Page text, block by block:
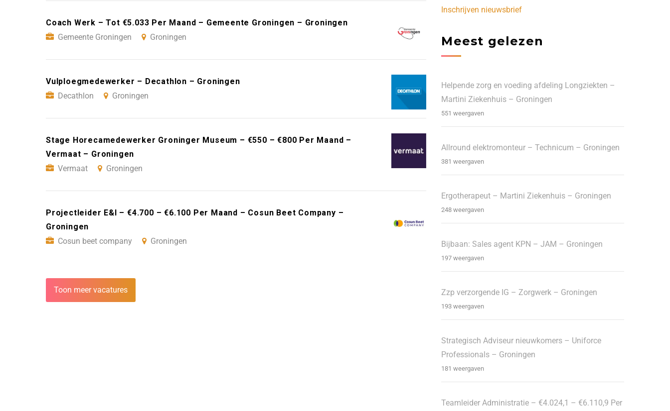
Coach Werk – Tot €5.033 Per Maand – Gemeente Groningen – Groningen
Gemeente Groningen
Groningen
Vulploegmedewerker – Decathlon – Groningen
Decathlon
Groningen
Stage Horecamedewerker Groninger Museum – €550 – €800 Per Maand –
Vermaat – Groningen
Vermaat
Groningen
Projectleider E&I – €4.700 – €6.100 Per Maand – Cosun Beet Company –
Groningen
Cosun beet company
Groningen
Toon meer vacatures
Inschrijven nieuwsbrief
Meest gelezen
Helpende zorg en voeding afdeling Longziekten –
Martini Ziekenhuis – Groningen
551 weergaven
Allround elektromonteur – Technicum – Groningen
381 weergaven
Ergotherapeut – Martini Ziekenhuis – Groningen
248 weergaven
Bijbaan: Sales agent KPN – JAM – Groningen
197 weergaven
Zzp verzorgende IG – Zorgwerk – Groningen
193 weergaven
Strategisch Adviseur nieuwkomers – Uniforce
Professionals – Groningen
181 weergaven
Teamleider Administratie – €4.024,1 – €6.110,9 Per